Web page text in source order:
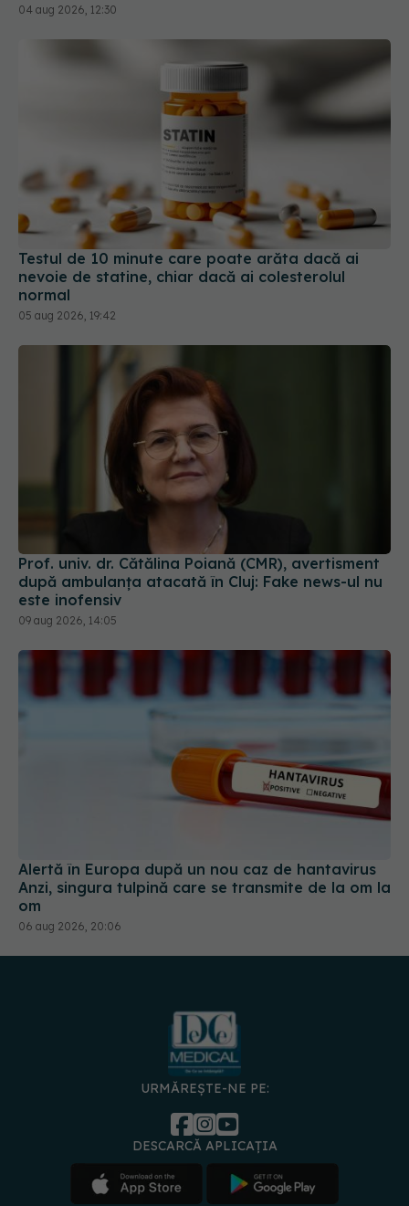
04 aug 2026, 12:30
Testul de 10 minute care poate arăta dacă ai
nevoie de statine, chiar dacă ai colesterolul
normal
05 aug 2026, 19:42
Prof. univ. dr. Cătălina Poiană (CMR), avertisment
după ambulanța atacată în Cluj: Fake news-ul nu
este inofensiv
09 aug 2026, 14:05
Alertă în Europa după un nou caz de hantavirus
Anzi, singura tulpină care se transmite de la om la
om
06 aug 2026, 20:06
URMĂREȘTE-NE PE:
DESCARCĂ APLICAȚIA